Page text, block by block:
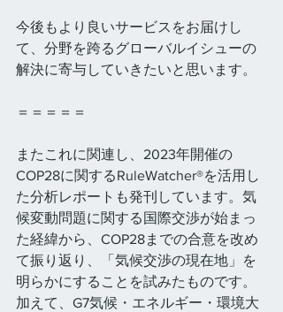
今後もより良いサービスをお届けし
て、分野を跨るグローバルイシューの
解決に寄与していきたいと思います。
＝＝＝＝＝
またこれに関連し、2023年開催の
COP28に関するRuleWatcher®を活用し
た分析レポートも発刊しています。気
候変動問題に関する国際交渉が始まっ
た経緯から、COP28までの合意を改め
て振り返り、「気候交渉の現在地」を
明らかにすることを試みたものです。
加えて、G7気候・エネルギー・環境大